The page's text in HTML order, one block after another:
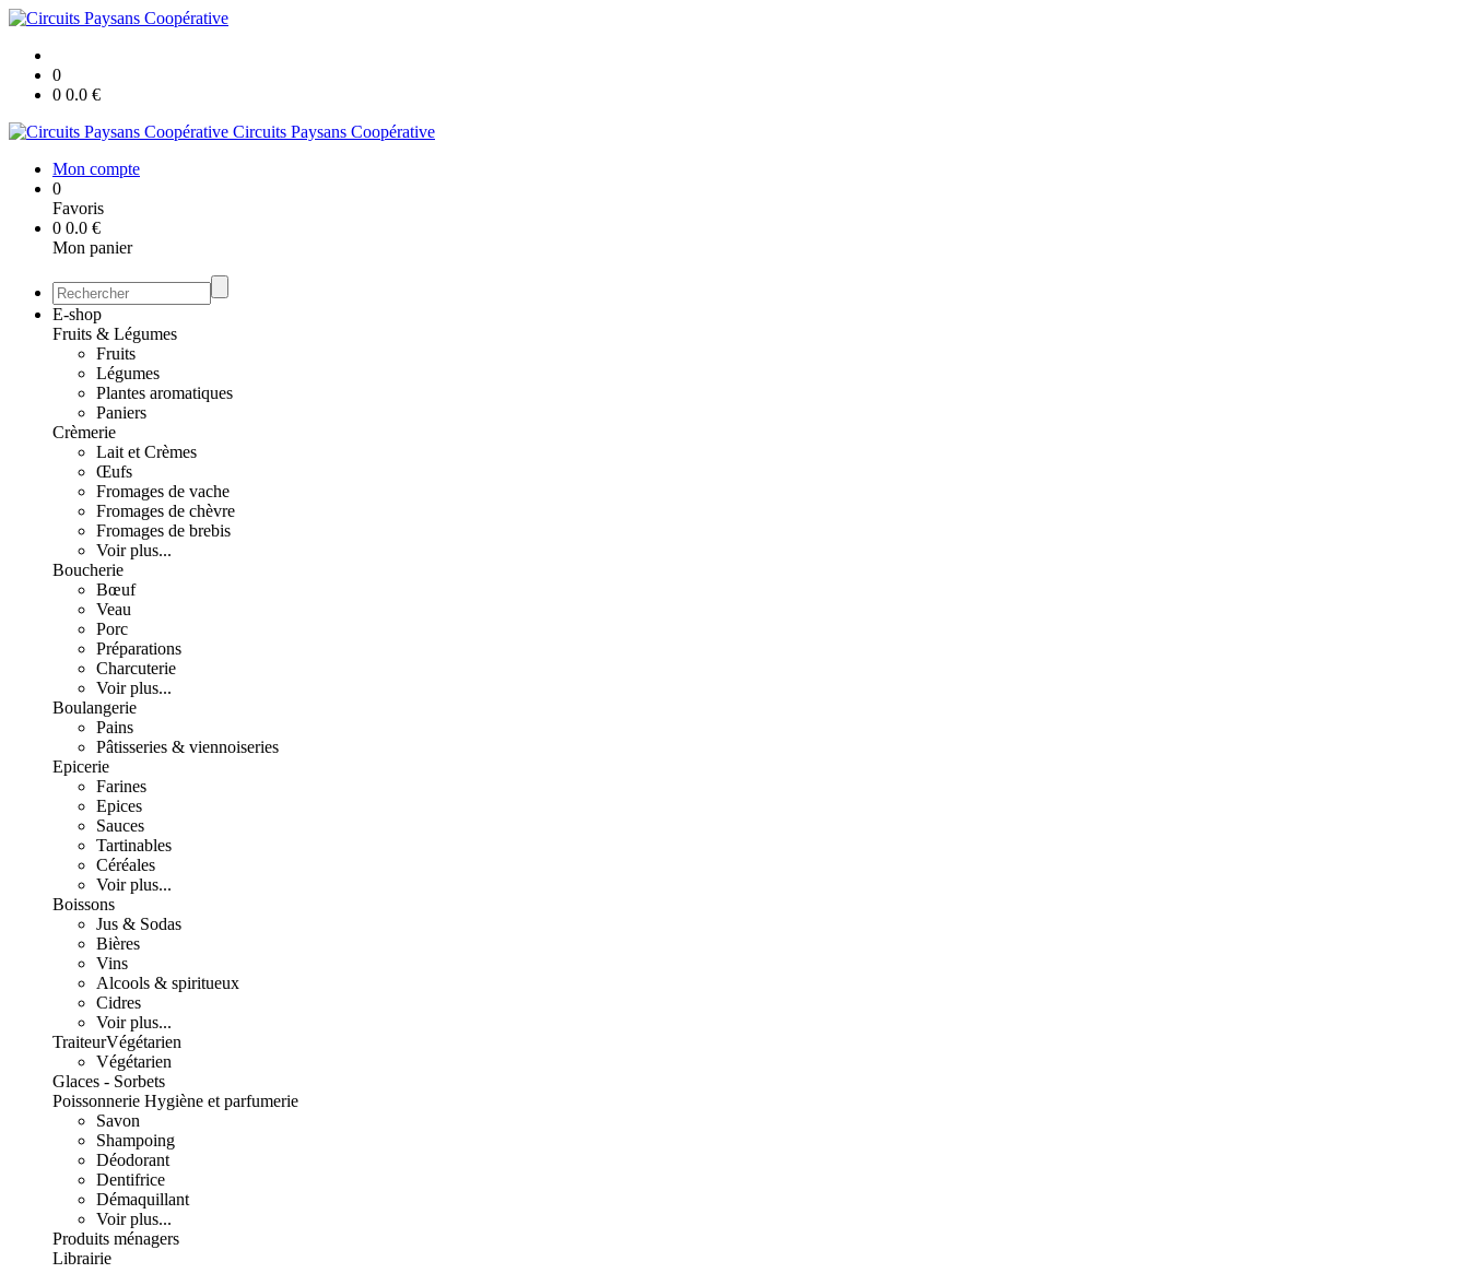
0
0 0.0 €
Circuits Paysans Coopérative
Mon compte
0
Favoris
0 0.0 €
Mon panier
E-shop
Fruits & Légumes
Fruits
Légumes
Plantes aromatiques
Paniers
Crèmerie
Lait et Crèmes
Œufs
Fromages de vache
Fromages de chèvre
Fromages de brebis
Voir plus...
Boucherie
Bœuf
Veau
Porc
Préparations
Charcuterie
Voir plus...
Boulangerie
Pains
Pâtisseries & viennoiseries
Epicerie
Farines
Epices
Sauces
Tartinables
Céréales
Voir plus...
Boissons
Jus & Sodas
Bières
Vins
Alcools & spiritueux
Cidres
Voir plus...
TraiteurVégétarien
Végétarien
Glaces - Sorbets
Poissonnerie Hygiène et parfumerie
Savon
Shampoing
Déodorant
Dentifrice
Démaquillant
Voir plus...
Produits ménagers
Librairie